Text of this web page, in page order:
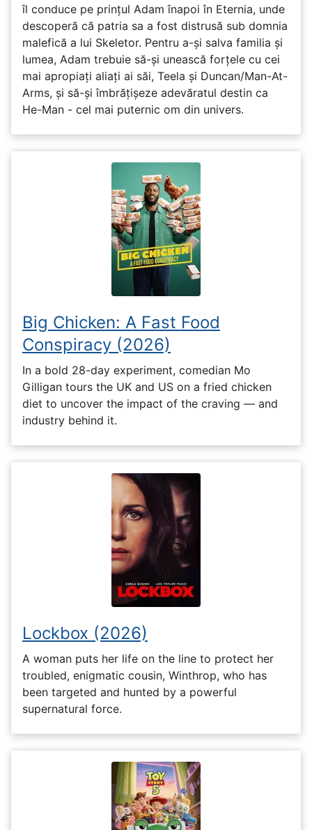
îl conduce pe prințul Adam înapoi în Eternia, unde
descoperă că patria sa a fost distrusă sub domnia
malefică a lui Skeletor. Pentru a-și salva familia și
lumea, Adam trebuie să-și unească forțele cu cei
mai apropiați aliați ai săi, Teela și Duncan/Man-At-
Arms, și să-și îmbrățișeze adevăratul destin ca
He-Man - cel mai puternic om din univers.
Big Chicken: A Fast Food
Conspiracy (2026)
In a bold 28-day experiment, comedian Mo
Gilligan tours the UK and US on a fried chicken
diet to uncover the impact of the craving — and
industry behind it.
Lockbox (2026)
A woman puts her life on the line to protect her
troubled, enigmatic cousin, Winthrop, who has
been targeted and hunted by a powerful
supernatural force.